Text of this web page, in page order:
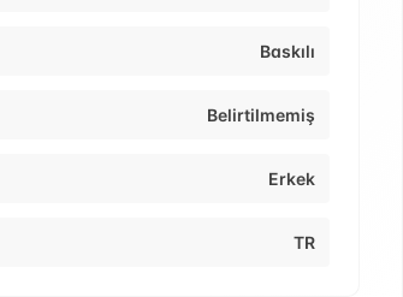
Baskılı
Belirtilmemiş
Erkek
TR